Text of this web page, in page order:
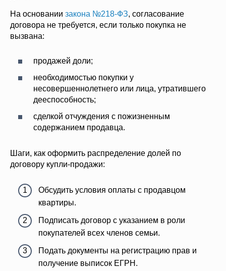
На основании закона №218-ФЗ, согласование
договора не требуется, если только покупка не
вызвана:
продажей доли;
необходимостью покупки у
несовершеннолетнего или лица, утратившего
дееспособность;
сделкой отчуждения с пожизненным
содержанием продавца.
Шаги, как оформить распределение долей по
договору купли-продажи:
Обсудить условия оплаты с продавцом
квартиры.
Подписать договор с указанием в роли
покупателей всех членов семьи.
Подать документы на регистрацию прав и
получение выписок ЕГРН.